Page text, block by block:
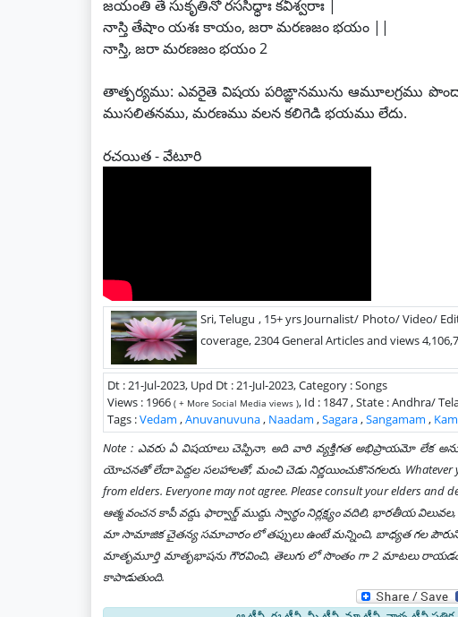
జయంతి తే సుకృతినో రససిధ్ధాః కవీశ్వరాః |
నాస్తి తేషాం యశః కాయం, జరా మరణజం భయం ||
నాస్తి, జరా మరణజం భయం 2
తాత్పర్యము: ఎవరైతె విషయ పరిఙ్ఞానమును ఆమూలగ్రము
ముసలితనము, మరణము వలన కలిగెడి భయము లేదు.
రచయిత - వేటూరి
Sri, Telugu , 15+ yrs Journalist/ Photo/ Video/
coverage, 2304 General Articles and views
Dt : 21-Jul-2023, Upd Dt : 21-Jul-2023, Category : Songs
Views : 1966 ( + More Social Media views ), Id : 1847 , State : Andhra/
Tags :Vedam ,Anuvanuvuna, Naadam ,Sagara,Sangamam ,
Note : ఎవరు ఏ విషయాలు చెప్పినా, అది వారి వ్యక్తిగత అభిప్రాయమో లేక
యోచనతో లేదా పెద్దల సలహాలతో, మంచి చెడు నిర్ణయించుకొనగలరు. Whatever
from elders. Everyone may not agree. Please consult your elders and
ఆత్మ వంచన కాపీ వద్దు, ఫార్వార్డ్ ముద్దు. స్వార్థం నిర్లక్ష్యం వదిలి, భారతీయ
మా సామాజిక చైతన్య సమాచారం లో తప్పులు ఉంటే మన్నించి, బాధ్యత గల
మాతృమూర్తి మాతృభాషను గౌరవించి, తెలుగు లో సొంతం గా 2 మాటలు రాయడం,
కాపాడుతుంది.